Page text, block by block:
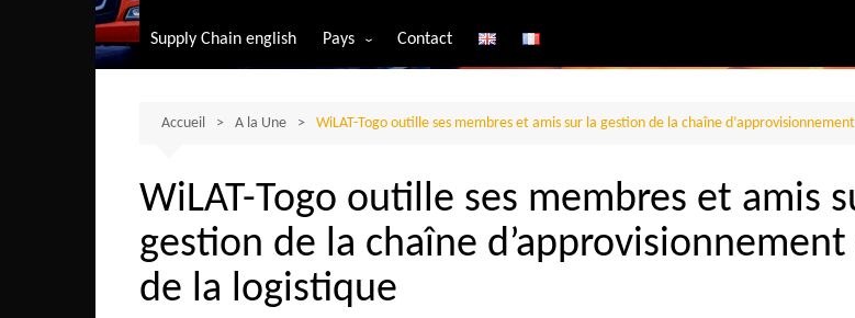
Transport ferroviaire
Transport routier
Supply Chain english Pays
Algérie
Bénin
Burkina-Faso
Burundi
Bostwana
Contact
Accueil A la Une WiLAT-Togo outille ses membres et amis sur la gestion de la chaîne
WiLAT-Togo outille ses membres et amis
gestion de la chaîne
de la logistique